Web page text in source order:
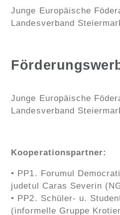
Junge Europäische
Landesverband
Junge Europäische
Landesverband
Kooperationspartner:
• PP1. Forumul
judetul Caras Severin
• PP2. Schüler- u.
(informelle Gruppe